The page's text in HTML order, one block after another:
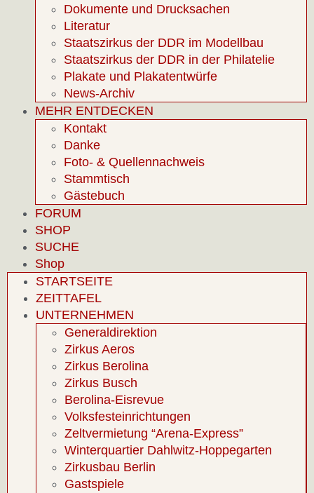
Dokumente und Drucksachen
Literatur
Staatszirkus der DDR im Modellbau
Staatszirkus der DDR in der Philatelie
Plakate und Plakatentwürfe
News-Archiv
MEHR ENTDECKEN
Kontakt
Danke
Foto- & Quellennachweis
Stammtisch
Gästebuch
FORUM
SHOP
SUCHE
Shop
STARTSEITE
ZEITTAFEL
UNTERNEHMEN
Generaldirektion
Zirkus Aeros
Zirkus Berolina
Zirkus Busch
Berolina-Eisrevue
Volksfesteinrichtungen
Zeltvermietung “Arena-Express”
Winterquartier Dahlwitz-Hoppegarten
Zirkusbau Berlin
Gastspiele